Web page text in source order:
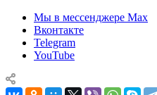
Мы в мессенджере Max
Вконтакте
Telegram
YouTube